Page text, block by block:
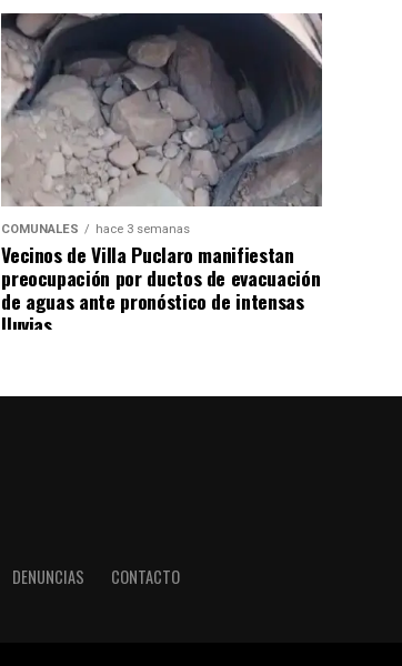
COMUNALES hace 3 semanas
Vecinos de Villa Puclaro manifiestan
preocupación por ductos de evacuación
de aguas ante pronóstico de intensas
lluvias
DENUNCIAS CONTACTO